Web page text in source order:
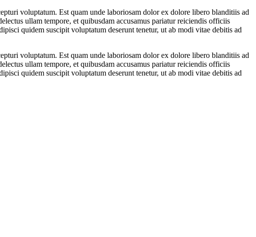
voluptatum. Est quam unde laboriosam dolor ex dolore libero blanditiis ad
ullam tempore, et quibusdam accusamus pariatur reiciendis officiis
quidem suscipit voluptatum deserunt tenetur, ut ab modi vitae debitis ad
voluptatum. Est quam unde laboriosam dolor ex dolore libero blanditiis ad
ullam tempore, et quibusdam accusamus pariatur reiciendis officiis
quidem suscipit voluptatum deserunt tenetur, ut ab modi vitae debitis ad